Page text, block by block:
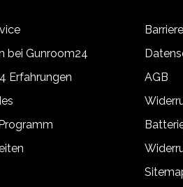
bei Gunroom24
Erfahrungen
AGB